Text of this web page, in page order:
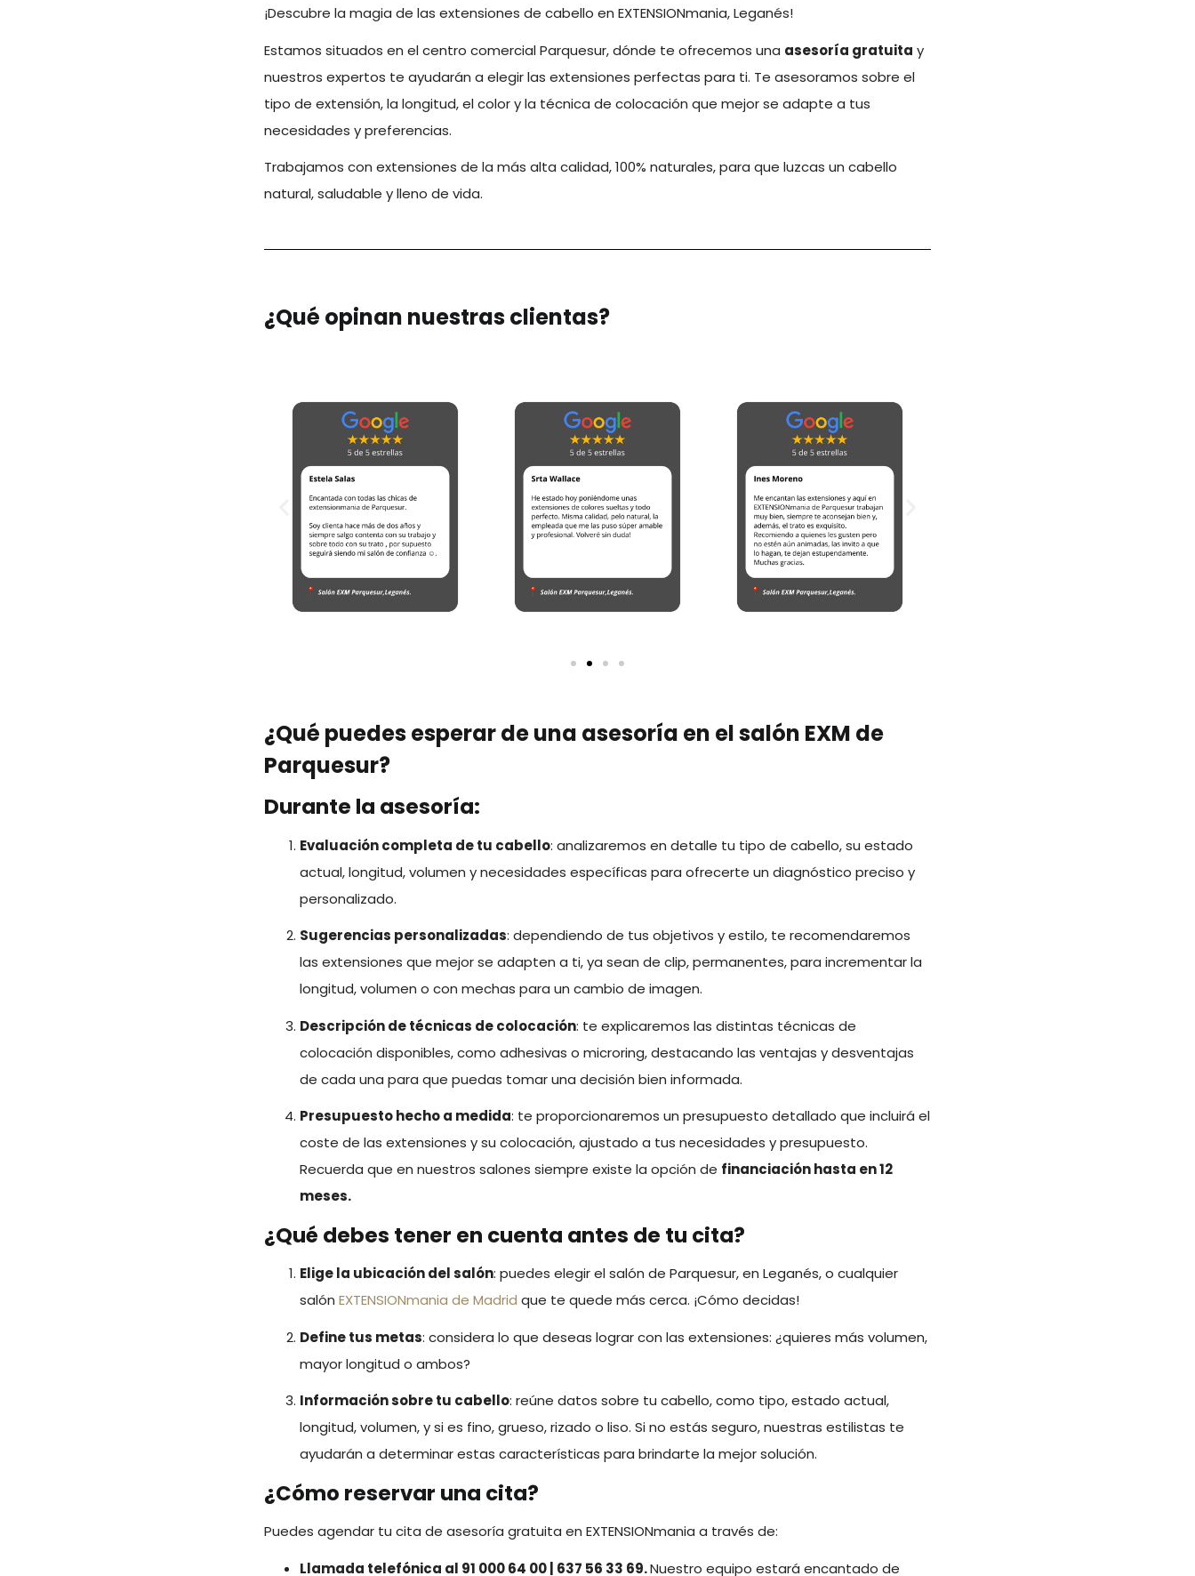
¡Descubre la magia de las extensiones de cabello en EXTENSIONmania, Leganés!
Estamos situados en el centro comercial Parquesur, dónde te ofrecemos una asesoría gratuita y
nuestros expertos te ayudarán a elegir las extensiones perfectas para ti. Te asesoramos sobre el
tipo de extensión, la longitud, el color y la técnica de colocación que mejor se adapte a tus
necesidades y preferencias.
Trabajamos con extensiones de la más alta calidad, 100% naturales, para que luzcas un cabello
natural, saludable y lleno de vida.
¿Qué opinan nuestras clientas?
¿Qué puedes esperar de una asesoría en el salón EXM de
Parquesur?
Durante la asesoría:
Evaluación completa de tu cabello: analizaremos en detalle tu tipo de cabello, su estado
actual, longitud, volumen y necesidades específicas para ofrecerte un diagnóstico preciso y
personalizado.
Sugerencias personalizadas: dependiendo de tus objetivos y estilo, te recomendaremos
las extensiones que mejor se adapten a ti, ya sean de clip, permanentes, para incrementar la
longitud, volumen o con mechas para un cambio de imagen.
Descripción de técnicas de colocación: te explicaremos las distintas técnicas de
colocación disponibles, como adhesivas o microring, destacando las ventajas y desventajas
de cada una para que puedas tomar una decisión bien informada.
Presupuesto hecho a medida: te proporcionaremos un presupuesto detallado que incluirá el
coste de las extensiones y su colocación, ajustado a tus necesidades y presupuesto.
Recuerda que en nuestros salones siempre existe la opción de financiación hasta en 12
meses.
¿Qué debes tener en cuenta antes de tu cita?
Elige la ubicación del salón: puedes elegir el salón de Parquesur, en Leganés, o cualquier
salón EXTENSIONmania de Madrid que te quede más cerca. ¡Cómo decidas!
Define tus metas: considera lo que deseas lograr con las extensiones: ¿quieres más volumen,
mayor longitud o ambos?
Información sobre tu cabello: reúne datos sobre tu cabello, como tipo, estado actual,
longitud, volumen, y si es fino, grueso, rizado o liso. Si no estás seguro, nuestras estilistas te
ayudarán a determinar estas características para brindarte la mejor solución.
¿Cómo reservar una cita?
Puedes agendar tu cita de asesoría gratuita en EXTENSIONmania a través de:
Llamada telefónica al 91 000 64 00 | 637 56 33 69.Nuestro equipo estará encantado de